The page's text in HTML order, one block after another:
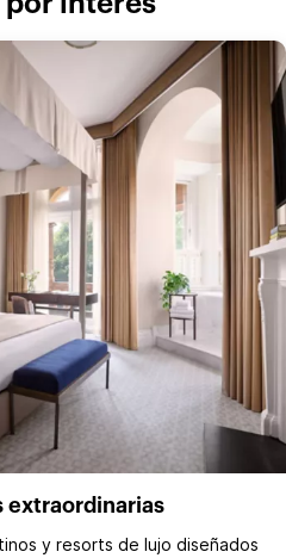
extraordinarias
y resorts de lujo diseñados